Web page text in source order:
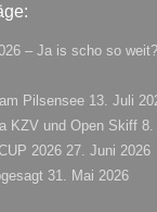
– Ja is scho so weit?
Pilsensee 13. Juli
KZV und Open Skiff 8.
2026 27. Juni 2026
31. Mai 2026